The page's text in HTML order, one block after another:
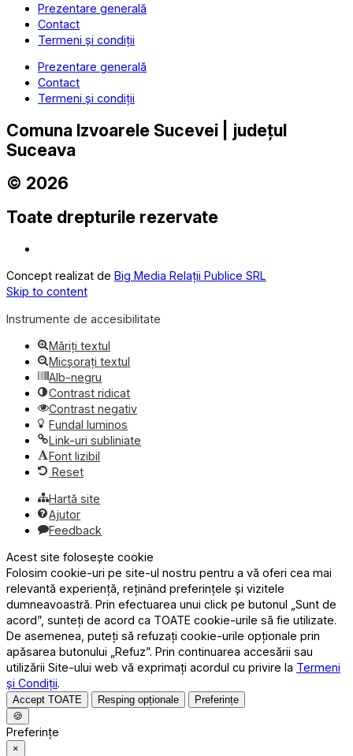
Prezentare generală
Contact
Termeni și condiții
Prezentare generală
Contact
Termeni și condiții
Comuna Izvoarele Sucevei | județul
Suceava
© 2026
Toate drepturile rezervate
Concept realizat de Big Media Relații Publice SRL
Skip to content
Instrumente de accesibilitate
Măriți textul
Micșorați textul
Alb-negru
Contrast ridicat
Contrast negativ
Fundal luminos
Link-uri subliniate
Font lizibil
Reset
Hartă site
Ajutor
Feedback
Acest site folosește cookie
Folosim cookie-uri pe site-ul nostru pentru a vă oferi cea mai
relevantă experiență, reținând preferințele și vizitele
dumneavoastră. Prin efectuarea unui click pe butonul „Sunt de
acord”, sunteți de acord ca TOATE cookie-urile să fie utilizate.
De asemenea, puteți să refuzați cookie-urile opționale prin
apăsarea butonului „Refuz”. Prin continuarea accesării sau
utilizării Site-ului web vă exprimați acordul cu privire la Termeni
și Condiții.
Accept TOATE Resping opționale
Preferințe
🍪
Preferințe
×